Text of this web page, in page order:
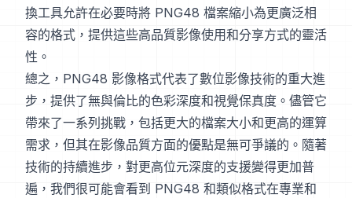
換工具允許在必要時將 PNG48 檔案縮小為更廣泛相
容的格式，提供這些高品質影像使用和分享方式的靈活
性。
總之，PNG48 影像格式代表了數位影像技術的重大進
步，提供了無與倫比的色彩深度和視覺保真度。儘管它
帶來了一系列挑戰，包括更大的檔案大小和更高的運算
需求，但其在影像品質方面的優點是無可爭議的。隨著
技術的持續進步，對更高位元深度的支援變得更加普
遍，我們很可能會看到 PNG48 和類似格式在專業和